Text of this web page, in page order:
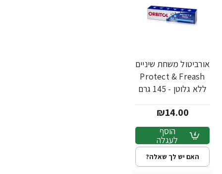
אורביטול משחת שיניים
Protect & Freash
ללא גלוטן - 145 גרם
₪14.00
הוסף
לעגלה
האם יש לך שאלה?